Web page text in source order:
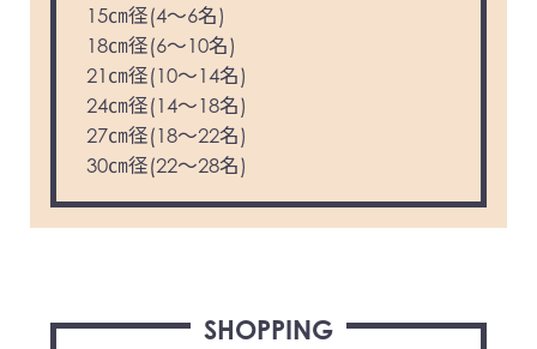
15㎝径(4～6名)
18㎝径(6～10名)
21㎝径(10～14名)
24㎝径(14～18名)
27㎝径(18～22名)
30㎝径(22～28名)
SHOPPING